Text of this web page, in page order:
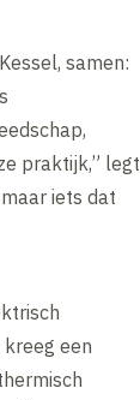
samen:
praktijk,” legt
iets dat
een